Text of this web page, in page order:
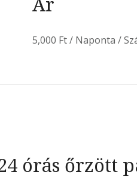
5,000 Ft/ Naponta /
órás őrzött